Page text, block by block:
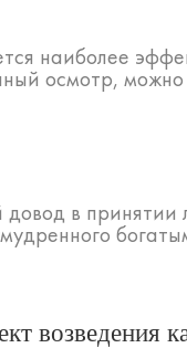
наиболее
осмотр,
в принятии
возведения